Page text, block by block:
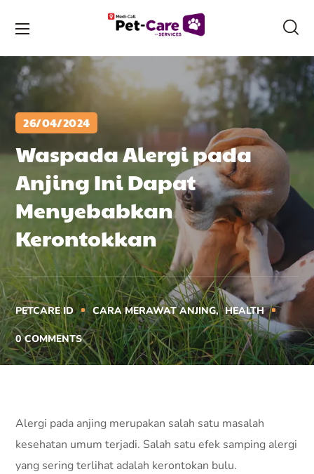
26/04/2024
Waspada Alergi pada
Anjing Ini Dapat
Menyebabkan
Kerontokkan
PETCARE ID CARA MERAWAT ANJING HEALTH
0 COMMENTS
Alergi pada anjing merupakan salah satu masalah
kesehatan umum terjadi. Salah satu efek samping alergi
yang sering terlihat adalah kerontokan bulu.